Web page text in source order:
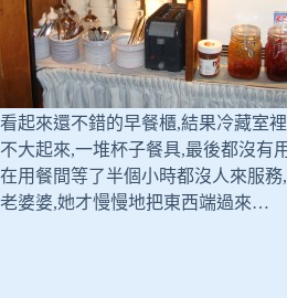
看起來還不錯的早餐櫃,結果冷藏室
不大起來,一堆杯子餐具,最後都沒有
在用餐間等了半個小時都沒人來服務
老婆婆,她才慢慢地把東西端過來…